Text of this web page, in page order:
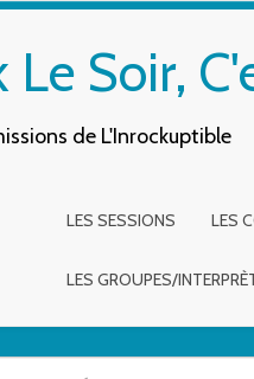
Le Soir,
de L'Inrockuptible
LES SESSIONS LES
LES GROUPES/